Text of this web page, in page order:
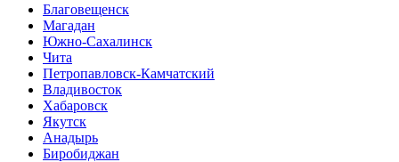
Благовещенск
Магадан
Южно-Сахалинск
Чита
Петропавловск-Камчатский
Владивосток
Хабаровск
Якутск
Анадырь
Биробиджан